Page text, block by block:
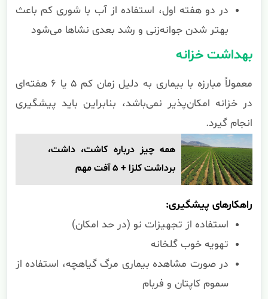
در دو هفته اول، استفاده از آب با شوری کم باعث
بهتر شدن جوانه‌زنی و رشد بعدی نشاها می‌شود
بهداشت خزانه
معمولاً مبارزه با بیماری به دلیل زمان کم ۵ یا ۶ هفته‌ای
در خزانه امکان‌پذیر نمی‌باشد، بنابراین باید پیشگیری
انجام گیرد.
همه چیز درباره کاشت، داشت،
برداشت کلزا + 5 آفت مهم
راهکارهای پیشگیری:
استفاده از تجهیزات نو (در حد امکان)
تهویه خوب گلخانه
در صورت مشاهده بیماری مرگ گیاهچه، استفاده از
سموم کاپتان و فربام